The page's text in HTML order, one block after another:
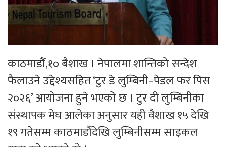
काठमाडौँ,१० बैशाख । नेपालमा शान्तिको सन्देश
फैलाउने उद्देश्यसहित ‘टुर डे लुम्बिनी–पेडल फर पिस
२०२६’ आयोजना हुने भएको छ । टुर दी लुम्बिनीका
संस्थापक मेघ आलेका अनुसार यही वैशाख १५ देखि
१९ गतेसम्म काठमाडौँदेखि लुम्बिनीसम्म साइकल